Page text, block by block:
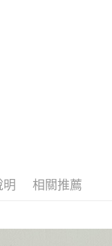
明 相關推薦